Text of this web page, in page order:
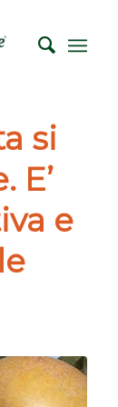
si
E’
e